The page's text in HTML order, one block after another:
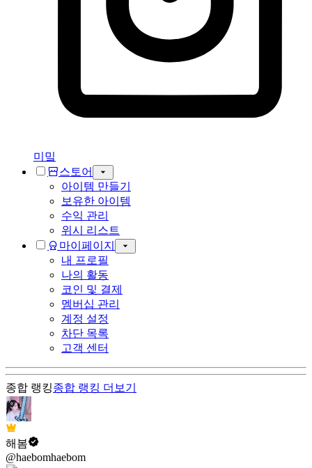
미밐
스토어
아이템 만들기
보유한 아이템
수익 관리
위시 리스트
마이페이지
내 프로필
나의 활동
코인 및 결제
멤버십 관리
계정 설정
차단 목록
고객 센터
종합 랭킹종합 랭킹 더보기
해봄
@haebomhaebom